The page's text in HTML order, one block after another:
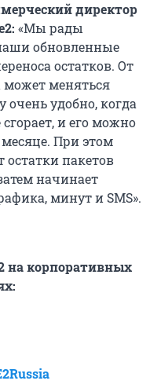
директор
2: «Мы рады
обновленные
остатков. От
может меняться
очень удобно, когда
и его можно
При этом
остатки пакетов
начинает
минут и SMS».
на корпоративных